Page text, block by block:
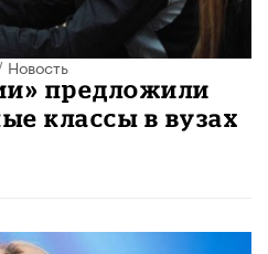
Новость
предложили
классы в вузах